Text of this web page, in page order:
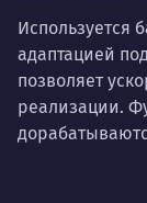
Используется
адаптацией
позволяет
реализации.